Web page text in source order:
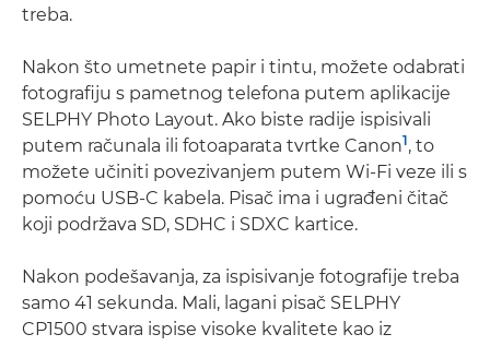
treba.
Nakon što umetnete papir i tintu, možete odabrati
fotografiju s pametnog telefona putem aplikacije
SELPHY Photo Layout. Ako biste radije ispisivali
putem računala ili fotoaparata tvrtke Canon1, to
možete učiniti povezivanjem putem Wi-Fi veze ili s
pomoću USB-C kabela. Pisač ima i ugrađeni čitač
koji podržava SD, SDHC i SDXC kartice.
Nakon podešavanja, za ispisivanje fotografije treba
samo 41 sekunda. Mali, lagani pisač SELPHY
CP1500 stvara ispise visoke kvalitete kao iz